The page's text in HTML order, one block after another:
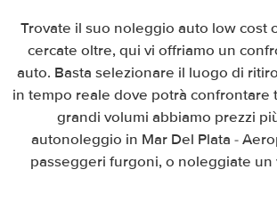
Trovate il suo noleggio auto low cost
cercate oltre, qui vi offriamo un
auto. Basta selezionare il luogo di
in tempo reale dove potrà confrontare
grandi volumi abbiamo prezzi
autonoleggio in Mar Del Plata -
passeggeri furgoni, o noleggiate